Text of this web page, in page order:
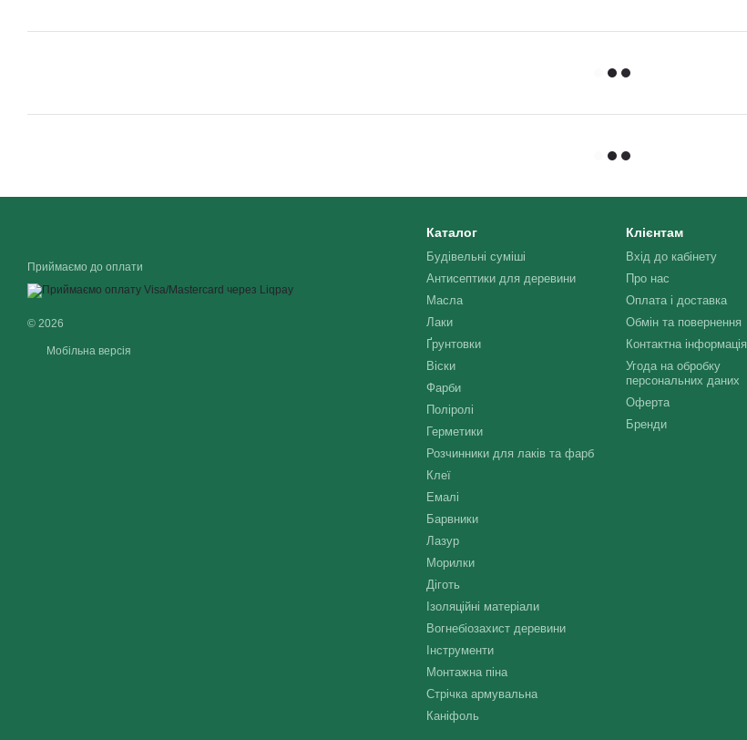
Приймаємо до оплати
© 2026
Мобільна версія
Каталог
Будівельні суміші
Антисептики для деревини
Масла
Лаки
Ґрунтовки
Віски
Фарби
Поліролі
Герметики
Розчинники для лаків та фарб
Клеї
Емалі
Барвники
Лазур
Морилки
Діготь
Ізоляційні матеріали
Вогнебіозахист деревини
Інструменти
Монтажна піна
Стрічка армувальна
Каніфоль
Клієнтам
Вхід до кабінету
Про нас
Оплата і доставка
Обмін та повернення
Контактна інформація
Угода на обробку
персональних даних
Оферта
Бренди